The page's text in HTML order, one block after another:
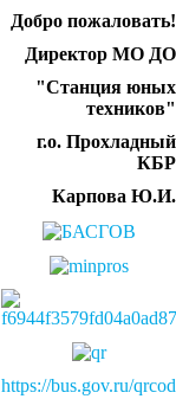
Добро пожаловать!
Директор МО ДО
"Станция юных
техников"
г.о. Прохладный
КБР
Карпова Ю.И.
https://bus.gov.ru/